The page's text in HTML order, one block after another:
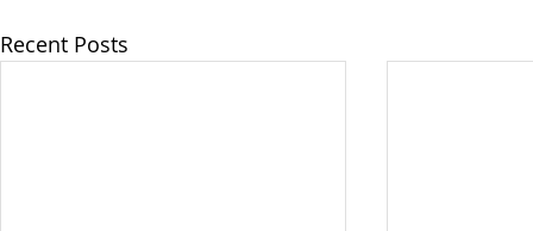
Recent Posts